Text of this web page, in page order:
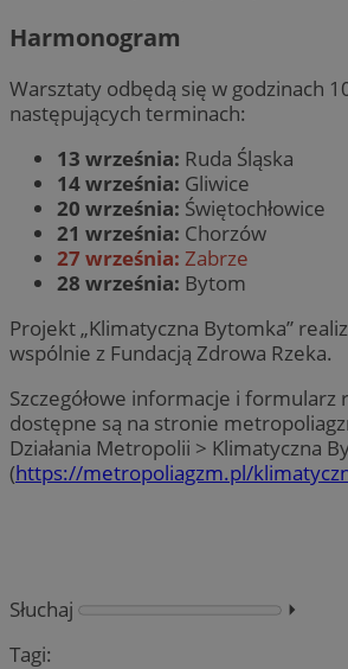
Harmonogram
Warsztaty odbędą się w godzinach
następujących terminach:
13 września: Ruda Śląska
14 września: Gliwice
20 września: Świętochłowice
21 września: Chorzów
27 września: Zabrze
28 września: Bytom
Projekt „Klimatyczna Bytomka”
wspólnie z Fundacją Zdrowa Rzeka.
Szczegółowe informacje i formularz
dostępne są na stronie
Działania Metropolii > Klimatyczna
(https://metropoliagzm.pl/
Słuchaj
⏵︎
Tagi: